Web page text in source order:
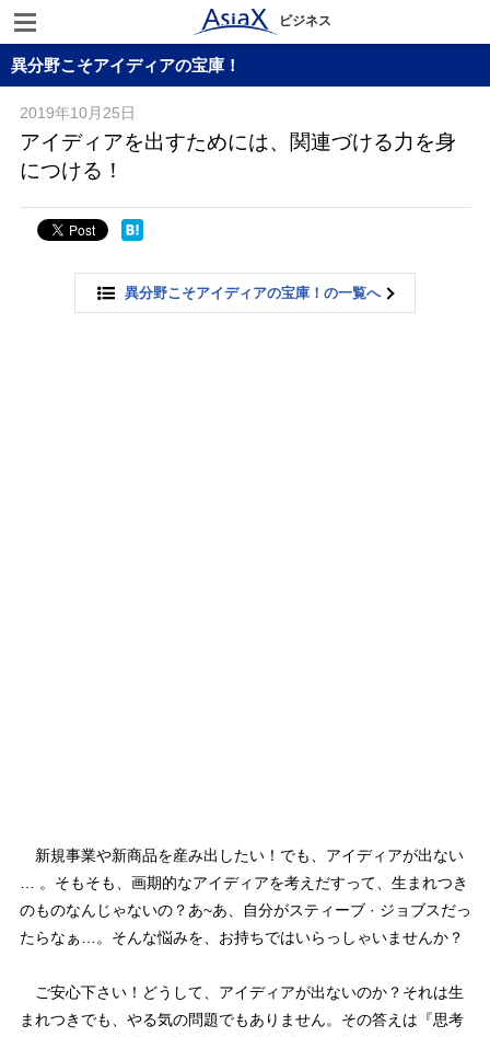
ビジネス
異分野こそアイディアの宝庫！
2019年10月25日
アイディアを出すためには、関連づける力を身
につける！
異分野こそアイディアの宝庫！の一覧へ
新規事業や新商品を産み出したい！でも、アイディアが出ない
… 。そもそも、画期的なアイディアを考えだすって、生まれつき
のものなんじゃないの？あ~あ、自分がスティーブ · ジョブスだっ
たらなぁ…。そんな悩みを、お持ちではいらっしゃいませんか？
ご安心下さい！どうして、アイディアが出ないのか？それは生
まれつきでも、やる気の問題でもありません。その答えは『思考